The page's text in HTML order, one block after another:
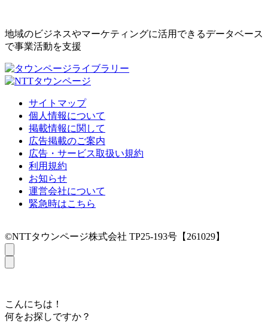
地域のビジネスやマーケティングに活用できるデータベース
で事業活動を支援
サイトマップ
個人情報について
掲載情報に関して
広告掲載のご案内
広告・サービス取扱い規約
利用規約
お知らせ
運営会社について
緊急時はこちら
©NTTタウンページ株式会社 TP25-193号【261029】
こんにちは！
何をお探しですか？